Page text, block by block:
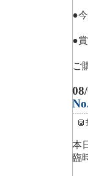
●
●
ご
本
臨